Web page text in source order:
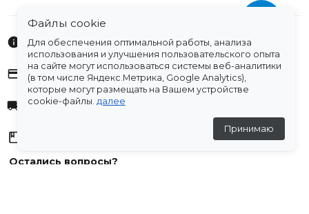
Характеристики
Оплата
Доставка
Остались вопросы?
Файлы cookie
Для обеспечения оптимальной работы, анализа
использования и улучшения пользовательского опыта
на сайте могут использоваться системы веб-аналитики
(в том числе Яндекс.Метрика, Google Analytics),
которые могут размещать на Вашем устройстве
cookie-файлы. далее
Принимаю